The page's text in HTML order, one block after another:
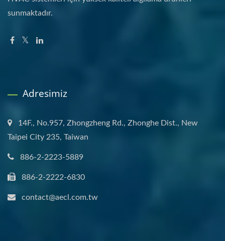
sunmaktadır.
Adresimiz
14F., No.957, Zhongzheng Rd., Zhonghe Dist., New
Taipei City 235, Taiwan
886-2-2223-5889
886-2-2222-6830
contact@aecl.com.tw